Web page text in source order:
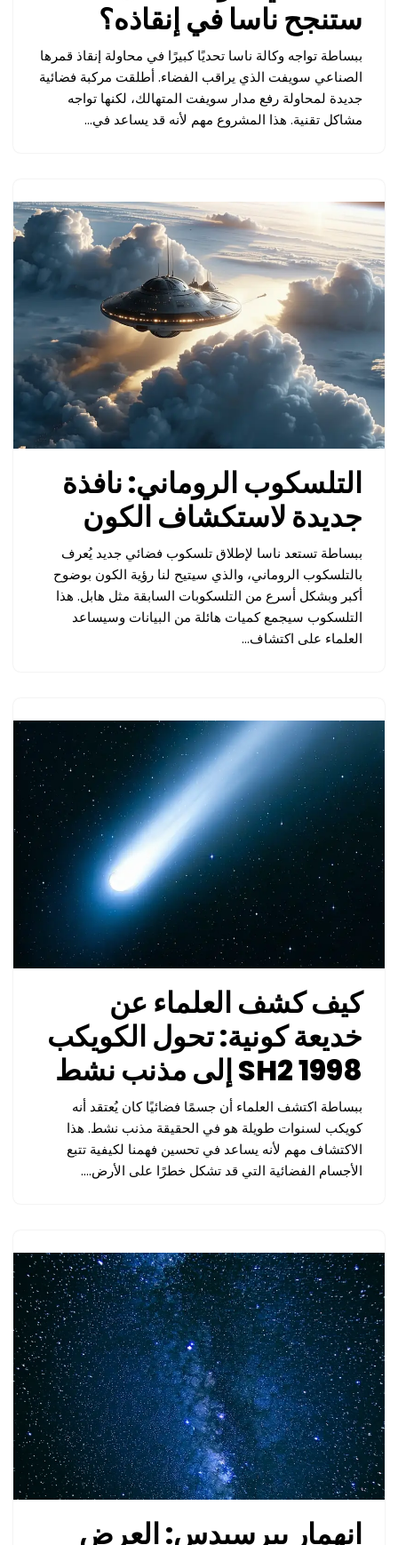
ستنجح ناسا في إنقاذه؟
ببساطة تواجه وكالة ناسا تحديًا كبيرًا في محاولة إنقاذ قمرها
الصناعي سويفت الذي يراقب الفضاء. أطلقت مركبة فضائية
جديدة لمحاولة رفع مدار سويفت المتهالك، لكنها تواجه
مشاكل تقنية. هذا المشروع مهم لأنه قد يساعد في…
التلسكوب الروماني: نافذة
جديدة لاستكشاف الكون
ببساطة تستعد ناسا لإطلاق تلسكوب فضائي جديد يُعرف
بالتلسكوب الروماني، والذي سيتيح لنا رؤية الكون بوضوح
أكبر وبشكل أسرع من التلسكوبات السابقة مثل هابل. هذا
التلسكوب سيجمع كميات هائلة من البيانات وسيساعد
العلماء على اكتشاف…
كيف كشف العلماء عن
خديعة كونية: تحول الكويكب
1998 SH2 إلى مذنب نشط
ببساطة اكتشف العلماء أن جسمًا فضائيًا كان يُعتقد أنه
كويكب لسنوات طويلة هو في الحقيقة مذنب نشط. هذا
الاكتشاف مهم لأنه يساعد في تحسين فهمنا لكيفية تتبع
الأجسام الفضائية التي قد تشكل خطرًا على الأرض.…
انهمار بيرسيدس: العرض